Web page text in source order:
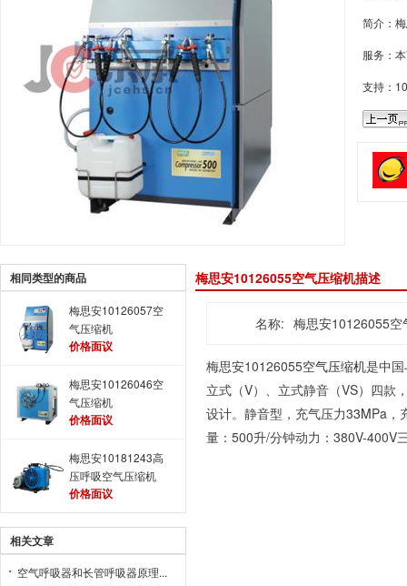
简介：
服务：
支持：
相同类型的商品
梅思安10126057空
气压缩机
价格面议
梅思安10126046空
气压缩机
价格面议
梅思安10181243高
压呼吸空气压缩机
价格面议
相关文章
空气呼吸器和长管呼吸器原理...
梅思安10126055空气压缩机描述
名称: 梅思安10126055空
梅思安10126055空气压缩机是中
立式（V）、立式静音（VS）四款
设计。静音型，充气压力33MPa，
量：500升/分钟动力：380V-400V